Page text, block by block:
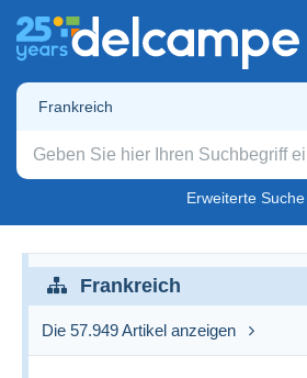
Frankreich
Erweiterte Suche
Frankreich
Die 57.949 Artikel anzeigen